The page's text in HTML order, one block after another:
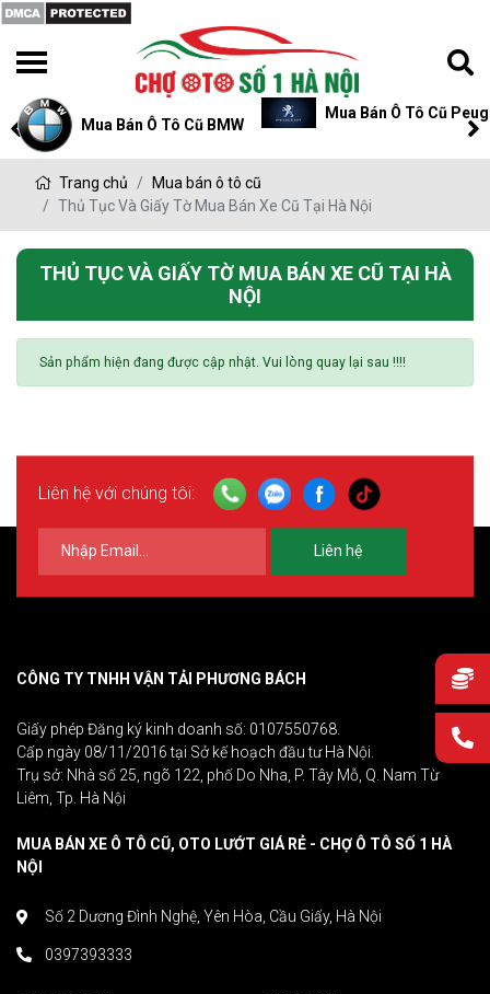
Mua Bán Ô Tô Cũ BMW
Mua Bán Ô Tô Cũ
Trang chủ
Mua bán ô tô cũ
Thủ Tục Và Giấy Tờ Mua Bán Xe Cũ Tại Hà Nội
THỦ TỤC VÀ GIẤY TỜ MUA BÁN XE CŨ TẠI HÀ
NỘI
Sản phẩm hiện đang được cập nhật. Vui lòng quay lại sau !!!!
Liên hệ với chúng tôi:
Liên hệ
CÔNG TY TNHH VẬN TẢI PHƯƠNG BÁCH
Giấy phép Đăng ký kinh doanh số: 0107550768.
Cấp ngày 08/11/2016 tại Sở kế hoạch đầu tư Hà Nội.
Trụ sở: Nhà số 25, ngõ 122, phố Do Nha, P. Tây Mỗ, Q. Nam Từ
Liêm, Tp. Hà Nội
MUA BÁN XE Ô TÔ CŨ, OTO LƯỚT GIÁ RẺ - CHỢ Ô TÔ SỐ 1 HÀ
NỘI
Số 2 Dương Đình Nghệ, Yên Hòa, Cầu Giấy, Hà Nội
0397393333